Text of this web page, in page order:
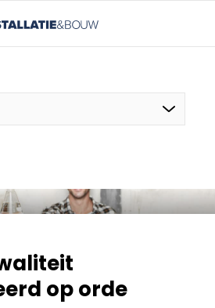
| Platform over
op orde